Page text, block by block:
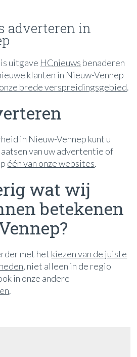
adverteren in
uitgave HCnieuws benaderen
klanten in Nieuw-Vennep
brede verspreidingsgebied.
in Nieuw-Vennep kunt u
van uw advertentie of
één van onze websites.
wat wij
betekenen
met het kiezen van de juiste
, niet alleen in de regio
in onze andere
.